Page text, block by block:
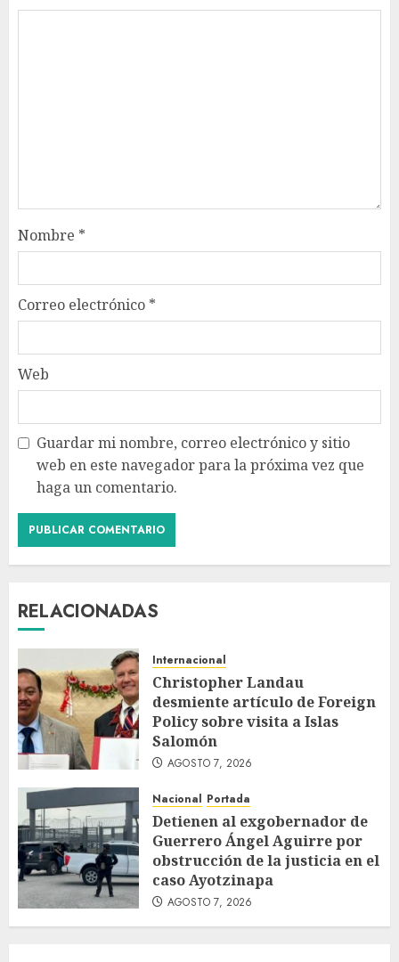
Nombre *
Correo electrónico *
Web
Guardar mi nombre, correo electrónico y sitio
web en este navegador para la próxima vez que
haga un comentario.
RELACIONADAS
Internacional
Christopher Landau
desmiente artículo de Foreign
Policy sobre visita a Islas
Salomón
AGOSTO 7, 2026
Nacional Portada
Detienen al exgobernador de
Guerrero Ángel Aguirre por
obstrucción de la justicia en el
caso Ayotzinapa
AGOSTO 7, 2026